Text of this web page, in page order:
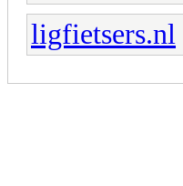
ligfietsers.nl